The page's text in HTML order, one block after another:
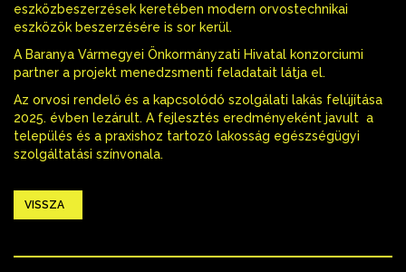
eszközbeszerzések keretében modern orvostechnikai
eszközök beszerzésére is sor kerül.
A Baranya Vármegyei Önkormányzati Hivatal konzorciumi
partner a projekt menedzsmenti feladatait látja el.
Az orvosi rendelő és a kapcsolódó szolgálati lakás felújítása
2025. évben lezárult. A fejlesztés eredményeként javult a
település és a praxishoz tartozó lakosság egészségügyi
szolgáltatási színvonala.
VISSZA